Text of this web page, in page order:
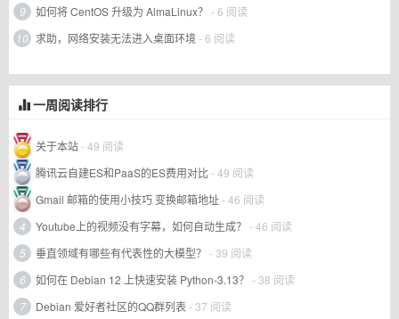
9
如何将 CentOS 升级为 AlmaLinux？ - 6 阅读
10 求助，网络安装无法进入桌面环境 - 6 阅读
一周阅读排行
关于本站- 49 阅读
腾讯云自建ES和PaaS的ES费用对比- 49 阅读
Gmail 邮箱的使用小技巧 变换邮箱地址- 46 阅读
4
Youtube上的视频没有字幕，如何自动生成？ - 46 阅读
5
垂直领域有哪些有代表性的大模型？ - 39 阅读
6
如何在 Debian 12 上快速安装 Python-3.13？ - 38 阅读
7
Debian 爱好者社区的QQ群列表 - 37 阅读